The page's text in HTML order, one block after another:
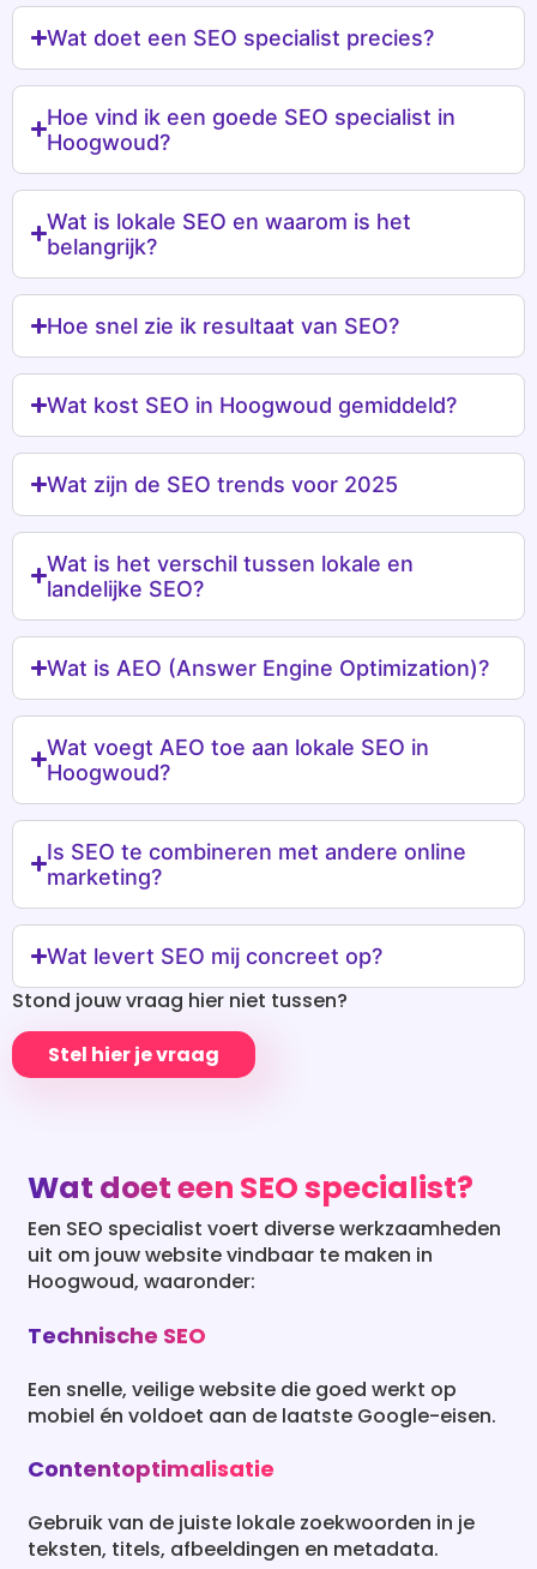
Wat doet een SEO specialist precies?
Hoe vind ik een goede SEO specialist in
Hoogwoud?
Wat is lokale SEO en waarom is het
belangrijk?
Hoe snel zie ik resultaat van SEO?
Wat kost SEO in Hoogwoud gemiddeld?
Wat zijn de SEO trends voor 2025
Wat is het verschil tussen lokale en
landelijke SEO?
Wat is AEO (Answer Engine Optimization)?
Wat voegt AEO toe aan lokale SEO in
Hoogwoud?
Is SEO te combineren met andere online
marketing?
Wat levert SEO mij concreet op?
Stond jouw vraag hier niet tussen?
Stel hier je vraag
Wat doet een SEO specialist?
Een SEO specialist voert diverse werkzaamheden
uit om jouw website vindbaar te maken in
Hoogwoud, waaronder:
Technische SEO
Een snelle, veilige website die goed werkt op
mobiel én voldoet aan de laatste Google-eisen.
Contentoptimalisatie
Gebruik van de juiste lokale zoekwoorden in je
teksten, titels, afbeeldingen en metadata.